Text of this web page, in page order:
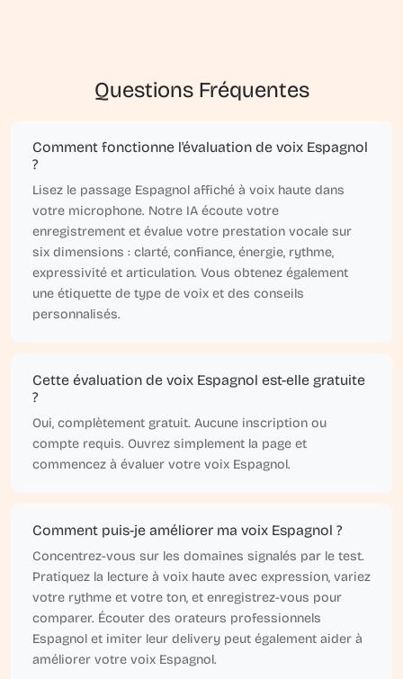
Questions Fréquentes
Comment fonctionne l'évaluation de voix Espagnol
?
Lisez le passage Espagnol affiché à voix haute dans
votre microphone. Notre IA écoute votre
enregistrement et évalue votre prestation vocale sur
six dimensions : clarté, confiance, énergie, rythme,
expressivité et articulation. Vous obtenez également
une étiquette de type de voix et des conseils
personnalisés.
Cette évaluation de voix Espagnol est-elle gratuite
?
Oui, complètement gratuit. Aucune inscription ou
compte requis. Ouvrez simplement la page et
commencez à évaluer votre voix Espagnol.
Comment puis-je améliorer ma voix Espagnol ?
Concentrez-vous sur les domaines signalés par le test.
Pratiquez la lecture à voix haute avec expression, variez
votre rythme et votre ton, et enregistrez-vous pour
comparer. Écouter des orateurs professionnels
Espagnol et imiter leur delivery peut également aider à
améliorer votre voix Espagnol.